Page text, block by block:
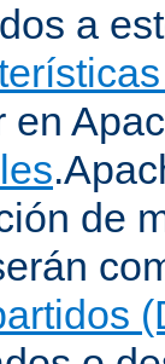
a
en
de